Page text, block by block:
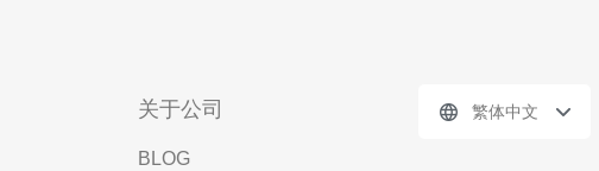
关于公司
BLOG
繁体中文